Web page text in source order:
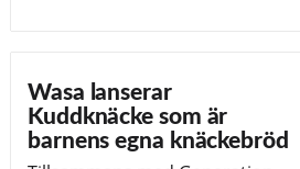
Wasa lanserar
Kuddknäcke som är
barnens egna knäckebröd